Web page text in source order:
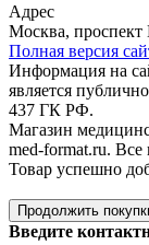
Адрес
Москва, проспект
Полная версия
Информация на
является
437 ГК РФ.
Магазин
med-format.ru.
Товар успешно
Продолжить
Введите